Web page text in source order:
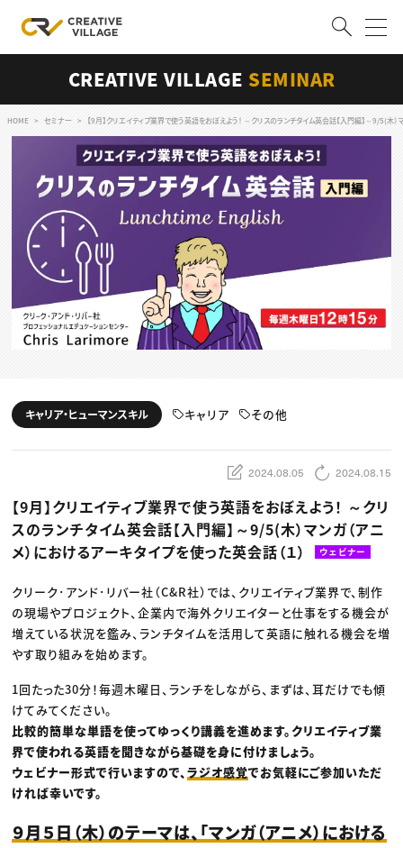
ログイン 会員登録
RECRUIT
クリエイター求人を探す
CREATIVE JOB求人検索
特集求人
採用説明会
転職支援サービス
スキルアップしたい！
動画配信・映像制作
編集・ライティング
ディレクション
TOP Creator’s コラム トップ
Webクリエイター
ゲームクリエイター
クリエイターインタビュー
C＆R Magazine
セミナー
ニュース・トレンド トップ
Web
映像
ゲーム・エンタメ
広告
CREATIVE VILLAGEからのお知らせ
プロフェッショナル×つながる×メディア
CREATIVE VILLAGE SEMINAR
HOME セミナー 【9月】クリエイティブ業界で使う英語をおぼえよう！ ～クリスのランチタイム英会話【入門編】～9/5(木）
キャリア・ヒューマンスキル キャリア その他
2024.08.05 2024.08.15
【9月】クリエイティブ業界で使う英語をおぼえよう！ ～クリ
スのランチタイム英会話【入門編】～9/5(木）マンガ（アニ
メ）におけるアーキタイプを使った英会話（１）
ウェビナー
クリーク･アンド･リバー社（C&R社）では、クリエイティブ業界で、制作
の現場やプロジェクト、企業内で海外クリエイターと仕事をする機会が
増えている状況を鑑み、ランチタイムを活用して英語に触れる機会を増
やす取り組みを始めます。
1回たった30分！毎週木曜日、ランチをしながら、まずは、耳だけでも傾
けてみてください。
比較的簡単な単語を使ってゆっくり講義を進めます。クリエイティブ業
界で使われる英語を聞きながら基礎を身に付けましょう。
ウェビナー形式で行いますので、ラジオ感覚でお気軽にご参加いただ
ければ幸いです。
９月５日（木）のテーマは、「マンガ（アニメ）における